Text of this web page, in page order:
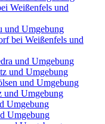
Weißenfels und
und Umgebung
bei Weißenfels und
und Umgebung
und Umgebung
und Umgebung
und Umgebung
Umgebung
Umgebung